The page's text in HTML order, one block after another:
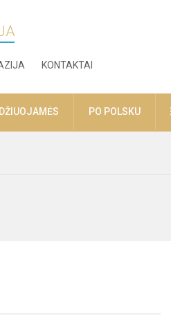
KONTAKTAI
PO POLSKU